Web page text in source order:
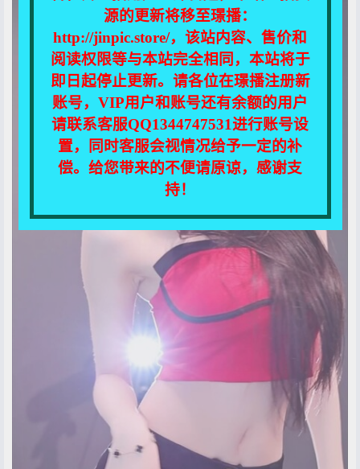
源的更新将移至璟播：
http://jinpic.store/，该站内容、售价和
阅读权限等与本站完全相同，本站将于
即日起停止更新。请各位在璟播注册新
账号，VIP用户和账号还有余额的用户
请联系客服QQ1344747531进行账号设
置，同时客服会视情况给予一定的补
偿。给您带来的不便请原谅，感谢支
持！